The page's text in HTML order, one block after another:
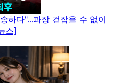
하다"...파장 걷잡을 수 없이
스]